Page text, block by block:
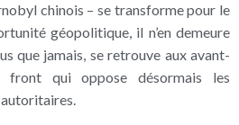
chinois – se transforme pour le
géopolitique, il n’en demeure
que jamais, se retrouve aux avant-
qui oppose désormais les